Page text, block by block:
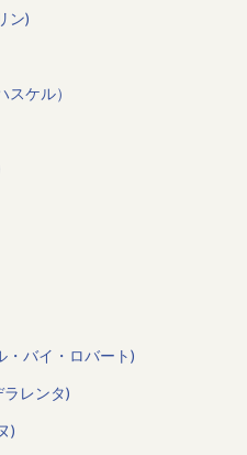
ン)
ケル）
・バイ・ロバート)
レンタ)
)